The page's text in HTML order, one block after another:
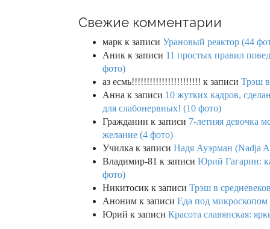
Свежие комментарии
марк к записи Урановый реактор (44
Аник к записи 11 простых правил
фото)
аз есмь!!!!!!!!!!!!!!!!!!!!!!! к записи Трэш в
Анна к записи 10 жутких кадров,
для слабонервных! (10 фото)
Гражданин к записи 7-летняя девочка
желание (4 фото)
Училка к записи Надя Ауэрман (Nadja
Владимир-81 к записи Юрий Гагарин:
фото)
Никитосик к записи Трэш в
Аноним к записи Еда под микроскопом
Юрий к записи Красота славянская: